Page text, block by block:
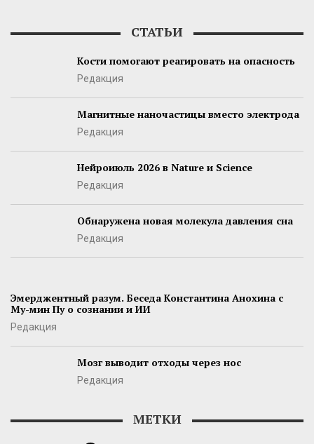
СТАТЬИ
Кости помогают реагировать на опасность
Редакция
Магнитные наночастицы вместо электрода
Редакция
Нейроиюль 2026 в Nature и Science
Редакция
Обнаружена новая молекула давления сна
Редакция
Эмерджентный разум. Беседа Константина Анохина с
Му-мин Пу о сознании и ИИ
Редакция
Мозг выводит отходы через нос
Редакция
МЕТКИ